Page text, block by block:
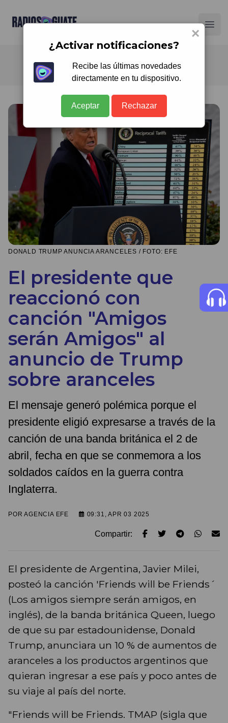
Radios Guate
DONALD TRUMP ANUNCIA ARANCELES / FOTO: EFE
El presidente que
reaccionó con
canción "Amigos
serán Amigos" al
anuncio de Trump
sobre aranceles
El mensaje generó polémica porque el
presidente eligió expresarse a través de la
canción de una banda británica el 2 de
abril, fecha en que se conmemora a los
soldados caídos en la guerra contra
Inglaterra.
PORAGENCIA EFE 09:31, APR 03 2025
Compartir:
El presidente de Argentina, Javier Milei,
posteó la canción 'Friends will be Friends´
(Los amigos siempre serán amigos, en
inglés), de la banda británica Queen, luego
de que su par estadounidense, Donald
Trump, anunciara un 10 % de aumentos de
aranceles a los productos argentinos que
quieran ingresar a ese país y poco antes de
su viaje al país del norte.
"Friends will be Friends. TMAP (sigla que
×
¿Activar notificaciones?
Recibe las últimas novedades
directamente en tu dispositivo.
Aceptar Rechazar